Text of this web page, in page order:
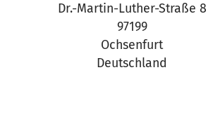
Dr.-Martin-Luther-Straße 8
97199
Ochsenfurt
Deutschland